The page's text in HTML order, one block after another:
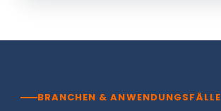
BRANCHEN & ANWENDUNGSFÄLLE